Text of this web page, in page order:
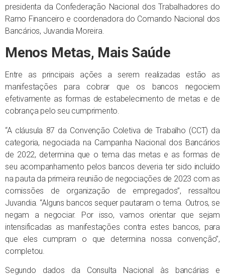
presidenta da Confederação Nacional dos Trabalhadores do
Ramo Financeiro e coordenadora do Comando Nacional dos
Bancários, Juvandia Moreira.
Menos Metas, Mais Saúde
Entre as principais ações a serem realizadas estão as
manifestações para cobrar que os bancos negociem
efetivamente as formas de estabelecimento de metas e de
cobrança pelo seu cumprimento.
“A cláusula 87 da Convenção Coletiva de Trabalho (CCT) da
categoria, negociada na Campanha Nacional dos Bancários
de 2022, determina que o tema das metas e as formas de
seu acompanhamento pelos bancos deveria ter sido incluído
na pauta da primeira reunião de negociações de 2023 com as
comissões de organização de empregados”, ressaltou
Juvandia. “Alguns bancos sequer pautaram o tema. Outros, se
negam a negociar. Por isso, vamos orientar que sejam
intensificadas as manifestações contra estes bancos, para
que eles cumpram o que determina nossa convenção”,
completou.
Segundo dados da Consulta Nacional às bancárias e